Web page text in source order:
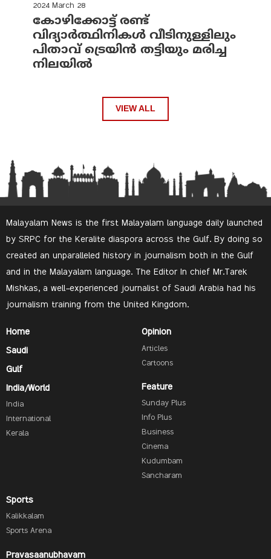
2024 March 28
കോഴിക്കോട്ട് രണ്ട്
വിദ്യാർത്ഥിനികൾ വീടിനുള്ളിലും
പിതാവ് ട്രെയിൻ തട്ടിയും മരിച്ച
നിലയിൽ
VIEW ALL
Malayalam News is the first Malayalam language daily launched
by SRPC for the Keralite diaspora across the Gulf. By doing so
created an unparalleled history in journalism both in the Gulf
and in the Malayalam language. The Editor In chief Mr.Tarek
Mishkas, a well-experienced journalist of Saudi Arabia had his
journalism training from the United Kingdom.
Home
Saudi
Gulf
India/World
India
International
Kerala
Opinion
Articles
Cartoons
Feature
Sunday Plus
Info Plus
Business
Cinema
Kudumbam
Sancharam
Sports
Kalikkalam
Sports Arena
Pravasaanubhavam